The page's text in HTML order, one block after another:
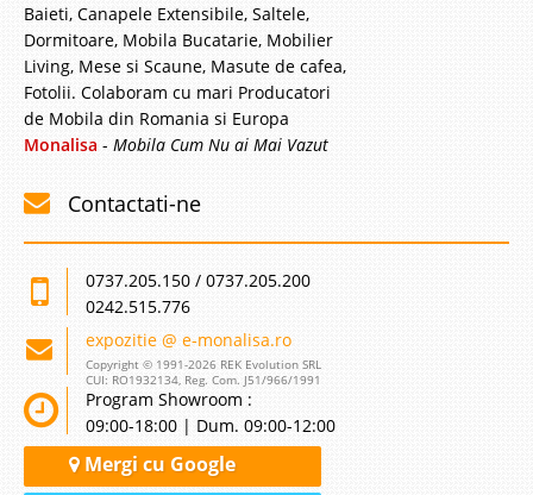
Baieti, Canapele Extensibile, Saltele,
Dormitoare, Mobila Bucatarie, Mobilier
Living, Mese si Scaune, Masute de cafea,
Fotolii. Colaboram cu mari Producatori
de Mobila din Romania si Europa
Monalisa - Mobila Cum Nu ai Mai Vazut
Contactati-ne
0737.205.150 / 0737.205.200
0242.515.776
expozitie @ e-monalisa.ro
Copyright © 1991-2026 REK Evolution SRL
CUI: RO1932134, Reg. Com. J51/966/1991
Program Showroom :
09:00-18:00 | Dum. 09:00-12:00
Mergi cu Google